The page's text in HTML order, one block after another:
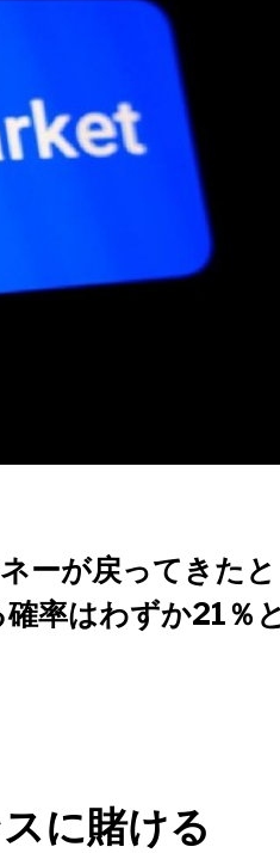
ーが戻ってきた
率はわずか21％
に賭ける